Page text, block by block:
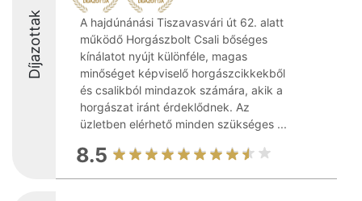
Díjazottak
A hajdúnánási Tiszavasvári út 62. alatt
működő Horgászbolt Csali bőséges
kínálatot nyújt különféle, magas
minőséget képviselő horgászcikkekből
és csalikból mindazok számára, akik a
horgászat iránt érdeklődnek. Az
üzletben elérhető minden szükséges ...
8.5